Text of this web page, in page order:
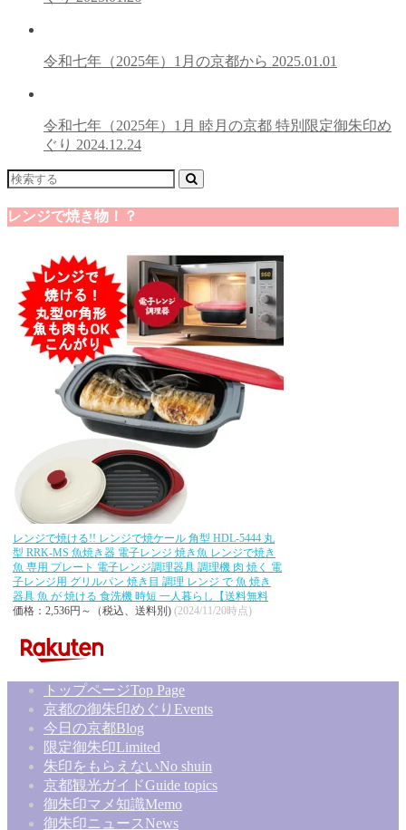
令和七年（2025年）1月の京都から 2025.01.01
令和七年（2025年）1月 睦月の京都 特別限定御朱印め
ぐり 2024.12.24
レンジで焼き物！？
レンジで焼ける!! レンジで焼ケール 角型 HDL-5444 丸
型 RRK-MS 魚焼き器 電子レンジ 焼き魚 レンジで焼き
魚 専用 プレート 電子レンジ調理器具 調理機 肉 焼く 電
子レンジ用 グリルパン 焼き目 調理 レンジ で 魚 焼き
器具 魚 が 焼ける 食洗機 時短 一人暮らし【送料無料
価格：2,536円～（税込、送料別) (2024/11/20時点)
トップページTop Page
京都の御朱印めぐり Events
今日の京都Blog
限定御朱印Limited
朱印をもらえないNo shuin
京都観光ガイドGuide topics
御朱印マメ知識Memo
御朱印ニュース News